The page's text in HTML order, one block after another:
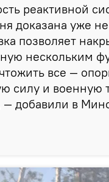
реактивной
доказана уже
позволяет
нескольким
все —
силу и военную
— добавили в